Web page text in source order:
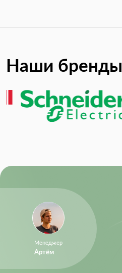
Наши бренды
Менеджер
Артём